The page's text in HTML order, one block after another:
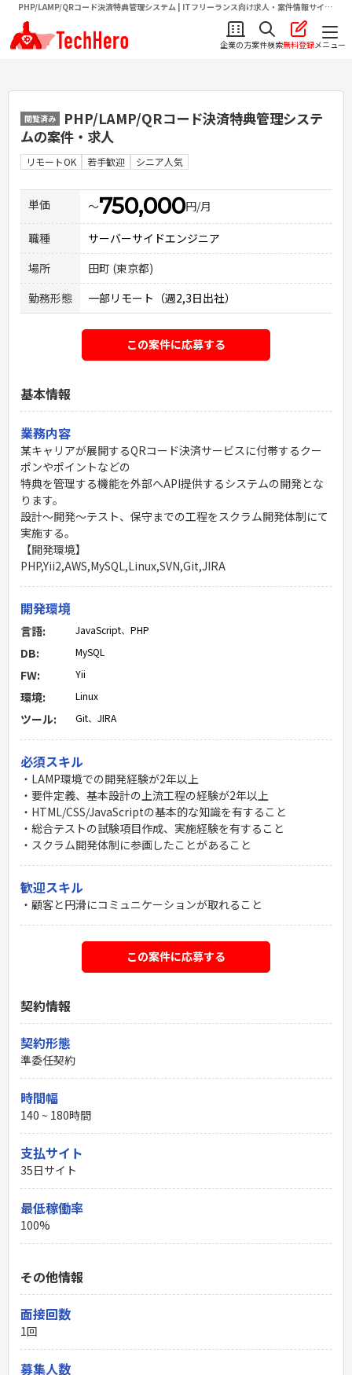
PHP/LAMP/QRコード決済特典管理システム | ITフリーランス向け求人・案件情報サイト
テクヒロ（TechHero）
企業の方案件検索無料登録メニュー
閲覧済み
PHP/LAMP/QRコード決済特典管理システ
ムの案件・求人
リモートOK 若手歓迎 シニア人気
単価 〜750,000円/月
職種
サーバーサイドエンジニア
場所
田町 (東京都)
勤務形態
一部リモート（週2,3日出社）
この案件に応募する
基本情報
業務内容
某キャリアが展開するQRコード決済サービスに付帯するクー
ポンやポイントなどの
特典を管理する機能を外部へAPI提供するシステムの開発とな
ります。
設計～開発～テスト、保守までの工程をスクラム開発体制にて
実施する。
【開発環境】
PHP,Yii2,AWS,MySQL,Linux,SVN,Git,JIRA
開発環境
言語: JavaScript、 PHP
DB: MySQL
FW: Yii
環境: Linux
ツール: Git、 JIRA
必須スキル
・LAMP環境での開発経験が2年以上
・要件定義、基本設計の上流工程の経験が2年以上
・HTML/CSS/JavaScriptの基本的な知識を有すること
・総合テストの試験項目作成、実施経験を有すること
・スクラム開発体制に参画したことがあること
歓迎スキル
・顧客と円滑にコミュニケーションが取れること
この案件に応募する
契約情報
契約形態
準委任契約
時間幅
140 ~ 180時間
支払サイト
35日サイト
最低稼働率
100%
その他情報
面接回数
1回
募集人数